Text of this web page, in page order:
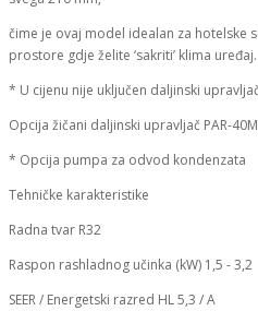
čime je ovaj model idealan za hotelske
prostore gdje želite ‘sakriti’ klima uređaj.
* U cijenu nije uključen daljinski
Opcija žičani daljinski upravljač PAR-
* Opcija pumpa za odvod kondenzata
Tehničke karakteristike
Radna tvar R32
Raspon rashladnog učinka (kW) 1,5 - 3,2
SEER / Energetski razred HL 5,3 / A